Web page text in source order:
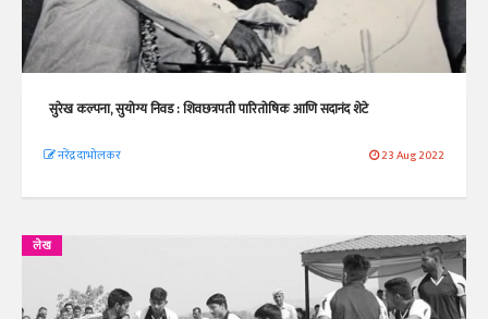
सुरेख कल्पना, सुयोग्य निवड : शिवछत्रपती पारितोषिक आणि सदानंद शेटे
नरेंद्र दाभोलकर 23 Aug 2022
लेख